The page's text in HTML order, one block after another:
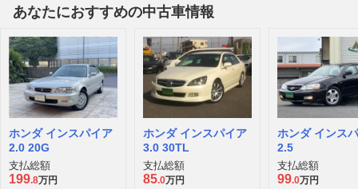
あなたにおすすめの中古車情報
ホンダ インスパイア
2.0 20G
支払総額
199.8万円
ホンダ インスパイア
3.0 30TL
支払総額
85.0万円
ホンダ インス
2.5
支払総額
99.0万円